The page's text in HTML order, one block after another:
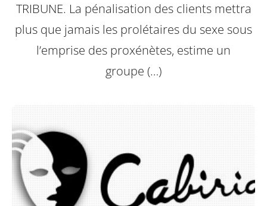
TRIBUNE. La pénalisation des clients mettra
plus que jamais les prolétaires du sexe sous
l’emprise des proxénètes, estime un
groupe (…)